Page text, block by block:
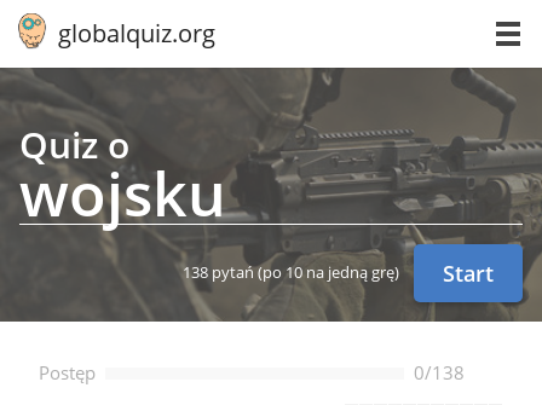
globalquiz.org
Quiz o
wojsku
138 pytań(po 10 na jedną grę) Start
Postęp 0/138